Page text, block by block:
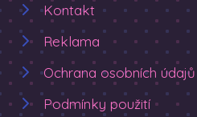
Kontakt
Reklama
Ochrana osobních údajů
Podmínky použití